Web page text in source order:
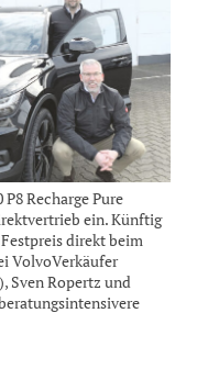
Recharge Pure
ein. Künftig
direkt beim
VolvoVerkäufer
Sven Ropertz und